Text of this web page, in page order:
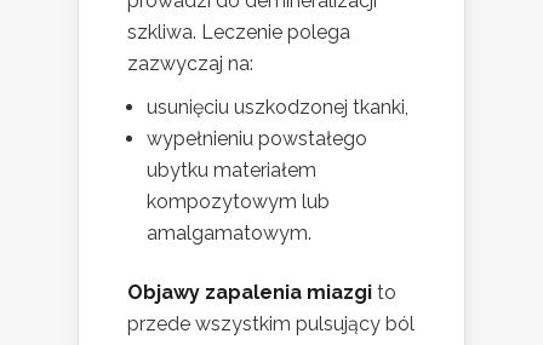
szkliwa. Leczenie polega
zazwyczaj na:
usunięciu uszkodzonej tkanki,
wypełnieniu powstałego
ubytku materiałem
kompozytowym lub
amalgamatowym.
Objawy zapalenia miazgi to
przede wszystkim pulsujący ból